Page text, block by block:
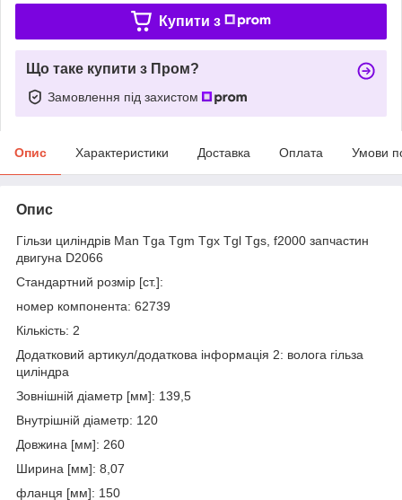
Купити з
Що таке купити з Пром?
Замовлення під захистом
Опис Характеристики Доставка Оплата Умови
Опис
Гільзи циліндрів Man Tga Tgm Tgx Tgl Tgs, f2000 запчастин
двигуна D2066
Стандартний розмір [ст.]:
номер компонента: 62739
Кількість: 2
Додатковий артикул/додаткова інформація 2: волога гільза
циліндра
Зовнішній діаметр [мм]: 139,5
Внутрішній діаметр: 120
Довжина [мм]: 260
Ширина [мм]: 8,07
фланця [мм]: 150